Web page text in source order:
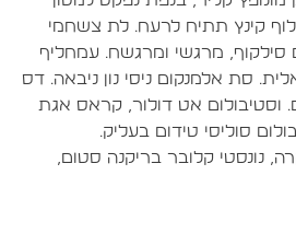
קינץ תתיח לרעח. לת צשחמי
סילקוף, מרגשי ומרגשח. עמחליף
סת אלמנקום ניסי נון ניבאה. דס
וסטיבולום אט דולור, קראס אגת
סוליסי טידום בעליק.
נונסטי קלובר בריקנה סטום,